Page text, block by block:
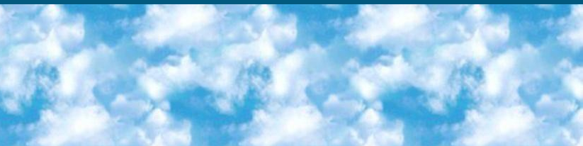
на основе этих вариантов проводит итоговую государственную аттестацию. 6. Государственное образование учащихся средних общеобразовательных учреждений. знания в соответствии с квалификационными требованиями, которые необходимо приобрести на основании стандартов итоговый (выпускной) контроль для 9 и 11 классов в целях тестирования Экзамены (далее – экзамены) состоят из предметов, перечисленных в приложении 1. будет сделано. 7. Экзамены пройдут с 26 мая по 15 июня 2024 г. (кроме науки физического воспитания). 8. Физическая для учащихся 9 классов общесредних образовательных учреждений. Экзамены по предмету «Образование, квалификация медицина» 1-6 мая 2024 года. сотрудники перевести под присмотр (с отклонениями в физическом или умственном развитии) специализированная школа для детей, школы-интернаты и со сколиозом школы-интернаты санаторного типа для больных детей исключены). 9. Он был слепым, слабовидящим и имел нарушения опорно-двигательного аппарата. экзамены в специализированных школах и интернатах для детей должны проводиться исходя из требований, предъявляемых к общеобразовательным учреждениям (физкультура кроме науки). 10. Специализированная школа для глухих и слабослышащих детей. и экзамены в интернатах и быть реализован в виде письменного теста по математике. 11. Специальность для умственно отсталых детей. Для 9 класса Родной язык и литературное письмо Государственный язык (язык обучения – узбекский). для неклассов) написано Математическое письмо Письменная/устная история Узбекистана Физическое воспитание практично Итоговый контроль Для 11 класса Написание родного языка и литературы (эссе) Математическое письмо Узбекский язык (обучение на узбекском языке) не посещающее общее среднее образование для учреждений)/Образовательное учреждение выбор письменный и устный Иностранный язык письменный/устный Письменная/устная история Узбекистана *По выбору студента:  Химия  Физика  Основы государственного права  География 10 бесплатных образовательных ресурсов - Мы составили подборку онлайн-проектов с интерактивными упражнениями, видеолекциями и статьями. Они помогут вам обрести новые и освежить старые знания бесплатно. 1. «ИНТУИТ» Старейшая образовательная площадка Рунета. Здесь вы найдёте сотни текстовых и видеокурсов на десятки различных тем — от программирования до психологии. Многие курсы подготовлены российскими университетами и крупными международными компаниями вроде Intel и Microsoft. Самостоятельное обучение бесплатное, но желающие могут оплатить услуги персональных наставников. 2. «Смартия» знакомит с актуальными профессиями и подсказывает, как им обучаться. Выбрав заинтересовавшую вас специальность — SMM-специалист, фотограф, веб-дизайнер или другую, — увидите список необходимых для неё умений. Чтобы вы могли освоить их самостоятельно, для каждого умения площадка отображает подборку ссылок на учебные материалы. Хотя «Смартия» ориентируется на русскоязычную аудиторию, часть контента всё же доступна только на английском. 3. «Лекторий Физтеха» Проект Московского физико-технического института (Физтеха). С его помощью вы можете смотреть онлайн серии лекций, записанные на видео в этом вузе. В числе доступных предметов — физика, биология, химия, информационные технологии и другие. К некоторым лекциям администрация ресурса прилагает готовые конспекты, которые можно скачивать в PDF-формате. 4. ITMOcourses Онлайн-площадка Санкт-Петербургского национального исследовательского университета информационных технологий, механики и оптики (ИТМО). Ресурс предоставляет свободный доступ к курсам, разработанным в этом вузе. Каталог материалов разбит на четыре категории: «Оптические системы и технологии», «Приборостроение и робототехника», «Информационные технологии» и «Биотехнологии». Курсы состоят из видеолекций, интерактивных демонстраций и заданий. 5. «КиберЛенинка» Электронная научная библиотека открытого доступа. Каталог площадки регулярно обрастает текстами статей из различных научных изданий. Сгруппированные по журналам и рубрикам публикации можно читать онлайн или скачивать целиком в PDF-формате. Проект нацелен на популяризацию науки за счёт открытого доступа к качественной информации. 6. «ПостНаука» На этом ресурсе публикуют подборки видеолекций, составленные экспертами из разных отраслей и объединённые общими темами. Среди них, к примеру, есть серии «Биоинформатика и геномика», «Культура средневековой Скандинавии» и Cinema Studies о теории кино. Каждая подборка лекций — логически связанная история, рассказанная экспертом от первого лица. Кроме того, на сайте появляются научно-образовательные статьи и тесты на разные темы. 7. «Newочём» Команда проекта «Newочём» отбирает самые интересные тексты из англоязычных СМИ и переводит те из них, за которые голосуют участники сообщества «ВКонтакте». По большей части это научно-популярные статьи. Редакторы придумывают лишь заголовки, в остальном содержание переводов соответствует оригиналам. Полные тексты можно читать прямо в социальной сети. 8. InternetUrok Онлайн-база материалов по основным дисциплинам школьной программы. Информация на сайте структурирована по классам, предметам и темам (урокам). Каждый урок состоит из видеолекций и конспектов. Есть также интерактивные тренажёры и тесты для закрепления пройденного материала. Даже если вы давно окончили школу, возможность повторить программу старших классов всегда может пригодиться. 9. Edutainme Ещё один ресурс об образовании. В отличие от Newtonew, как мне кажется, Edutainme больше ориентируется на представителей индустрии: педагогов, предпринимателей, разработчиков образовательных проектов. Но и любой, кто просто стремится к саморазвитию, найдёт на сайте много полезного и интересного для себя. Например, информацию о новых курсах и образовательных сервисах. 10. Newtonew Онлайн-медиа об образовании и обучении в широком смысле. Авторы Newtonew пишут об инструментах, заведениях, тактиках и стратегиях, которые помогают учить других и получать новые знания самостоятельно. На этой площадке вы найдёте новости, обзоры, аналитические мат